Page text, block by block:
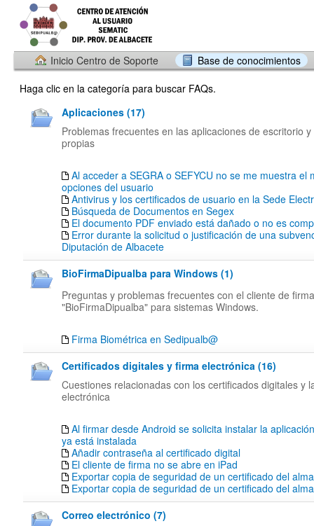
Inicio Centro de Soporte
Base de conocimientos
Haga clic en la categoría para buscar FAQs.
Aplicaciones (17)
Problemas frecuentes en las aplicaciones de escritorio
propias
Al acceder a SEGRA o SEFYCU no se me muestra el
opciones del usuario
Antivirus y los certificados de usuario en la Sede
Búsqueda de Documentos en Segex
El documento PDF enviado está dañado o no es
Error durante la solicitud o justificación de una
Diputación de Albacete
BioFirmaDipualba para Windows (1)
Preguntas y problemas frecuentes con el cliente de firma
"BioFirmaDipualba" para sistemas Windows.
Firma Biométrica en Sedipualb@
Certificados digitales y firma electrónica (16)
Cuestiones relacionadas con los certificados digitales y
electrónica
Al firmar desde Android se solicita instalar la
ya está instalada
Añadir contraseña al certificado digital
El cliente de firma no se abre en iPad
Exportar copia de seguridad de un certificado del
Exportar copia de seguridad de un certificado del
Correo electrónico (7)